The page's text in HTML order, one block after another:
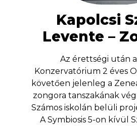
Kapolcsi
Levente –
Az érettségi után
Konzervatórium 2 éves
követően jelenleg a
zongora tanszakának
Számos iskolán belüli
A Symbiosis 5-on kívül